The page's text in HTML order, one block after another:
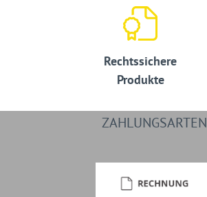
Rechtssichere
Produkte
ZAHLUNGSARTEN